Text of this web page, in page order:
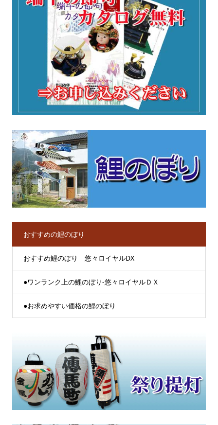
おすすめの鯉のぼり
おすすめ鯉のぼり 悠々ロイヤルDX
●ワンランク上の鯉のぼり-悠々ロイヤルＤＸ
●お求めやすい価格の鯉のぼり